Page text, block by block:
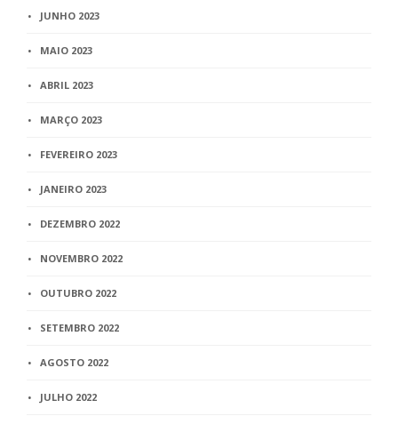
JUNHO 2023
MAIO 2023
ABRIL 2023
MARÇO 2023
FEVEREIRO 2023
JANEIRO 2023
DEZEMBRO 2022
NOVEMBRO 2022
OUTUBRO 2022
SETEMBRO 2022
AGOSTO 2022
JULHO 2022